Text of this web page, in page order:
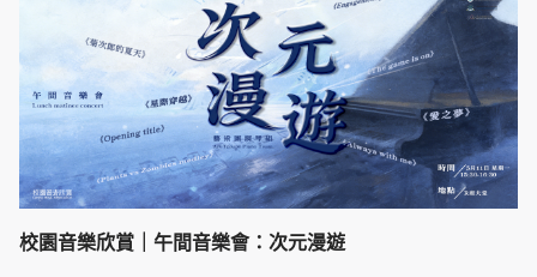
校園音樂欣賞｜午間音樂會：次元漫遊